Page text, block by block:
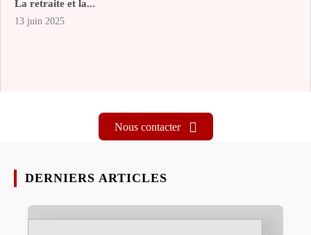
La retraite et la...
13 juin 2025
Nous contacter
DERNIERS ARTICLES